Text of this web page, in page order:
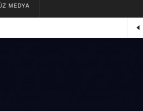
MEDYA